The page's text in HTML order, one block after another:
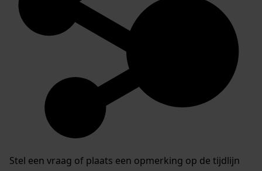
Stel een vraag of plaats een opmerking op de tijdlijn